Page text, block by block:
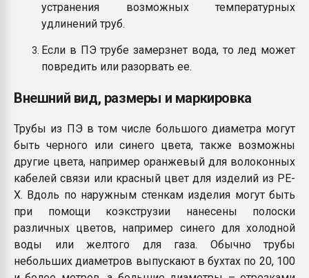
устранения возможных температурных
удлинений труб.
Если в ПЭ трубе замерзнет вода, то лед может
повредить или разорвать ее.
Внешний вид, размеры и маркировка
Трубы из ПЭ в том числе большого диаметра могут
быть черного или синего цвета, также возможны
другие цвета, например оранжевый для волоконных
кабелей связи или красный цвет для изделий из PE-
X. Вдоль по наружным стенкам изделия могут быть
при помощи коэкструзии нанесены полоски
различных цветов, например синего для холодной
воды или желтого для газа. Обычно трубы
небольших диаметров выпускают в бухтах по 20, 100